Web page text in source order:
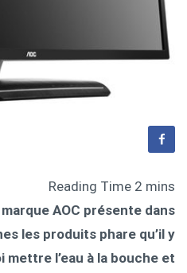
marque AOC présente dans
les produits phare qu’il y
l’eau à la bouche et